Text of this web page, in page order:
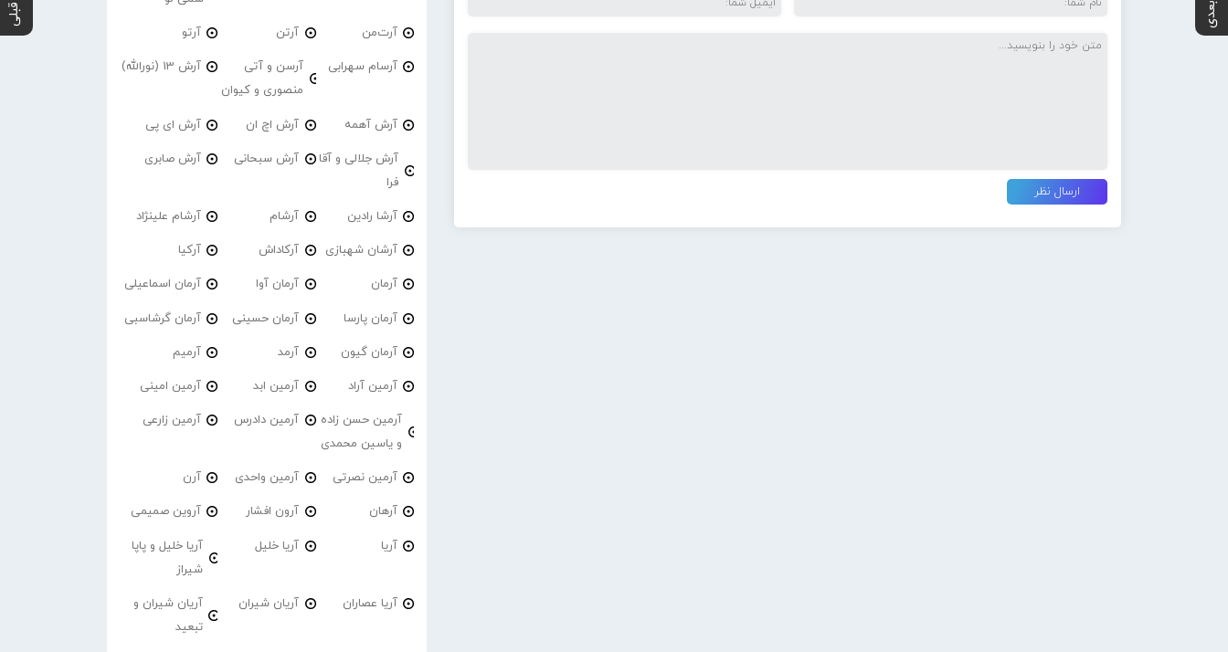
آرت‌من آرتن آرتو
آرسام سهرابی
آرسن و آتی
منصوری و کیوان
آرش 13 (نورالله)
آرش آهمه آرش اچ ان آرش ای پی
آرش جلالی و آقا
فرا
آرش سبحانی آرش صابری
آرشا رادین آرشام آرشام علینژاد
آرشان شهبازی آرکاداش آرکیا
آرمان آرمان آوا آرمان اسماعیلی
آرمان پارسا آرمان حسینی آرمان گرشاسبی
آرمان گیون آرمد آرمیم
آرمین آراد آرمین ابد آرمین امینی
آرمین حسن زاده
و یاسین محمدی
آرمین دادرس آرمین زارعی
آرمین نصرتی آرمین واحدی آرن
آرهان آرون افشار آروین صمیمی
آریا آریا خلیل
آریا خلیل و پاپا
شیراز
آریا عصاران آریان شیران
آریان شیران و
تبعید